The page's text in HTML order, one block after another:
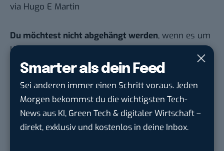
Smarter als dein Feed
Sei anderen immer einen Schritt voraus. Jeden
Morgen bekommst du die wichtigsten Tech-
News aus KI, Green Tech & digitaler Wirtschaft –
direkt, exklusiv und kostenlos in deine Inbox.
via Hugo E Martin
Du möchtest nicht abgehängt werden, wenn es um
KI, Green Tech und die Tech-Themen von Morgen
geht? Über 12.000 smarte Leser bekommen jeden
wichtigsten News des Tages – und sichern sich
damit ihren Vorsprung.Hier kannst du dich
kostenlos anmelden.